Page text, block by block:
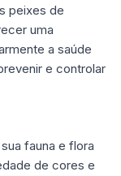
peixes de
uma
a saúde
e controlar
fauna e flora
de cores e